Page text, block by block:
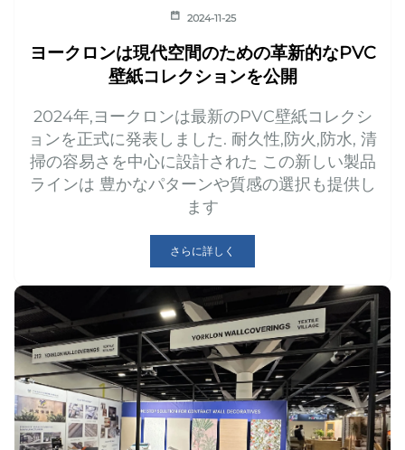
2024-11-25
ヨークロンは現代空間のための革新的なPVC
壁紙コレクションを公開
2024年,ヨークロンは最新のPVC壁紙コレクシ
ョンを正式に発表しました. 耐久性,防火,防水, 清
掃の容易さを中心に設計された この新しい製品
ラインは 豊かなパターンや質感の選択も提供し
ます
さらに詳しく